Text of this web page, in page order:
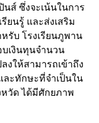
นส์ ซึ่งจะเน้นในการ
ยนรู้ และส่งเสริม
รับ โรงเรียนภูพาน
เงินทุนจำนวน
งให้สามารถเข้าถึง
ะทักษะที่จำเป็นใน
หวัด ได้มีศักยภาพ